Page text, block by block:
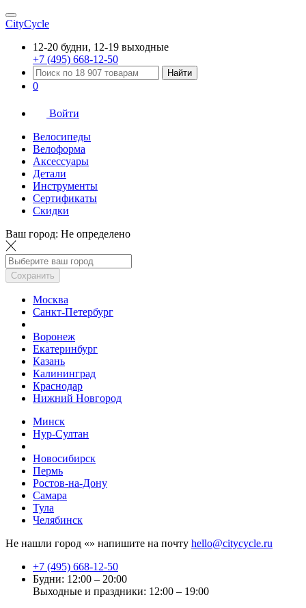
CityCycle
12-20 будни, 12-19 выходные
+7 (495) 668-12-50
Найти
0
Войти
Велосипеды
Велоформа
Аксессуары
Детали
Инструменты
Сертификаты
Скидки
Ваш город: Не определено
Сохранить
Москва
Санкт-Петербург
Воронеж
Екатеринбург
Казань
Калининград
Краснодар
Нижний Новгород
Минск
Нур-Султан
Новосибирск
Пермь
Ростов-на-Дону
Самара
Тула
Челябинск
Не нашли город «» напишите на почту hello@citycycle.ru
+7 (495) 668-12-50
Будни: 12:00 – 20:00
Выходные и праздники: 12:00 – 19:00